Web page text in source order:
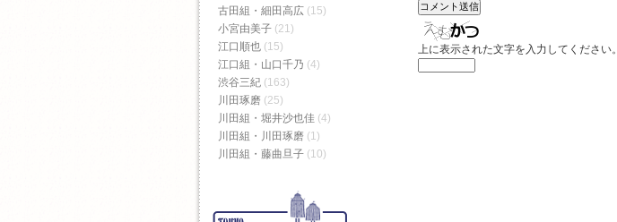
上に表示された文字を入力してください。
古田組・細田高広 (15)
小宮由美子 (21)
江口順也 (15)
江口組・山口千乃 (4)
渋谷三紀 (163)
川田琢磨 (25)
川田組・堀井沙也佳 (4)
川田組・川田琢磨 (1)
川田組・藤曲旦子 (10)